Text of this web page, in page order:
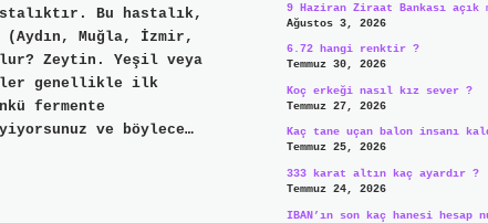
Bu hastalık,
Muğla, İzmir,
Zeytin. Yeşil veya
genellikle ilk
fermente
ve böylece…
9 Haziran Ziraat Bankası açık
Ağustos 3, 2026
6.72 hangi renktir ?
Temmuz 30, 2026
Koç erkeği nasıl kız sever ?
Temmuz 27, 2026
Kaç tane uçan balon insanı
Temmuz 25, 2026
333 karat altın kaç ayardır ?
Temmuz 24, 2026
IBAN’ın son kaç hanesi hesap